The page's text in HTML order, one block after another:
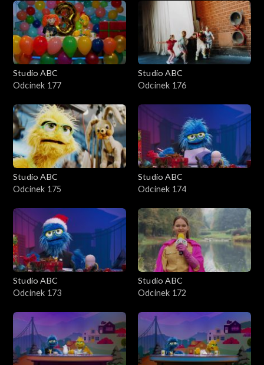
Studio ABC
Odcinek 177
Studio ABC
Odcinek 176
Studio ABC
Odcinek 175
Studio ABC
Odcinek 174
Studio ABC
Odcinek 173
Studio ABC
Odcinek 172